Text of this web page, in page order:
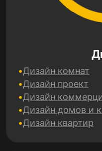
Дизайн комнат
Дизайн проект
Дизайн
Дизайн домов и
Дизайн квартир